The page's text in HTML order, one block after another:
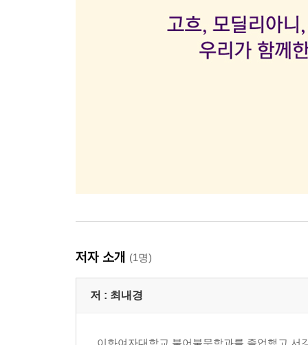
저자 소개 (1명)
저 : 최내경
이화여자대학교 불어불문학과를 졸업했고